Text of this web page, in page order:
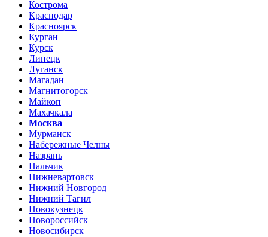
Кострома
Краснодар
Красноярск
Курган
Курск
Липецк
Луганск
Магадан
Магнитогорск
Майкоп
Махачкала
Москва
Мурманск
Набережные Челны
Назрань
Нальчик
Нижневартовск
Нижний Новгород
Нижний Тагил
Новокузнецк
Новороссийск
Новосибирск